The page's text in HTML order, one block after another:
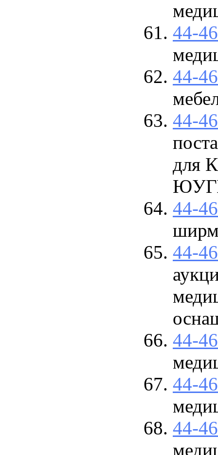
44-
44-
44-
для
44-
ширм
44-
44-
44-
44-